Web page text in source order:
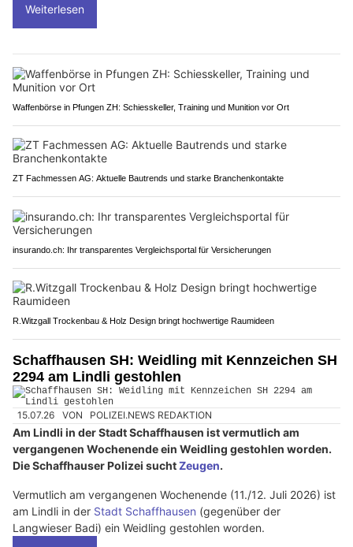
Weiterlesen
Waffenbörse in Pfungen ZH: Schiesskeller, Training und Munition vor Ort
ZT Fachmessen AG: Aktuelle Bautrends und starke Branchenkontakte
insurando.ch: Ihr transparentes Vergleichsportal für Versicherungen
R.Witzgall Trockenbau & Holz Design bringt hochwertige Raumideen
Schaffhausen SH: Weidling mit Kennzeichen SH
2294 am Lindli gestohlen
15.07.26 VON POLIZEI.NEWS REDAKTION
Am Lindli in der Stadt Schaffhausen ist vermutlich am
vergangenen Wochenende ein Weidling gestohlen worden.
Die Schaffhauser Polizei suchtZeugen.
Vermutlich am vergangenen Wochenende (11./12. Juli 2026) ist
am Lindli in der Stadt Schaffhausen (gegenüber der
Langwieser Badi) ein Weidling gestohlen worden.